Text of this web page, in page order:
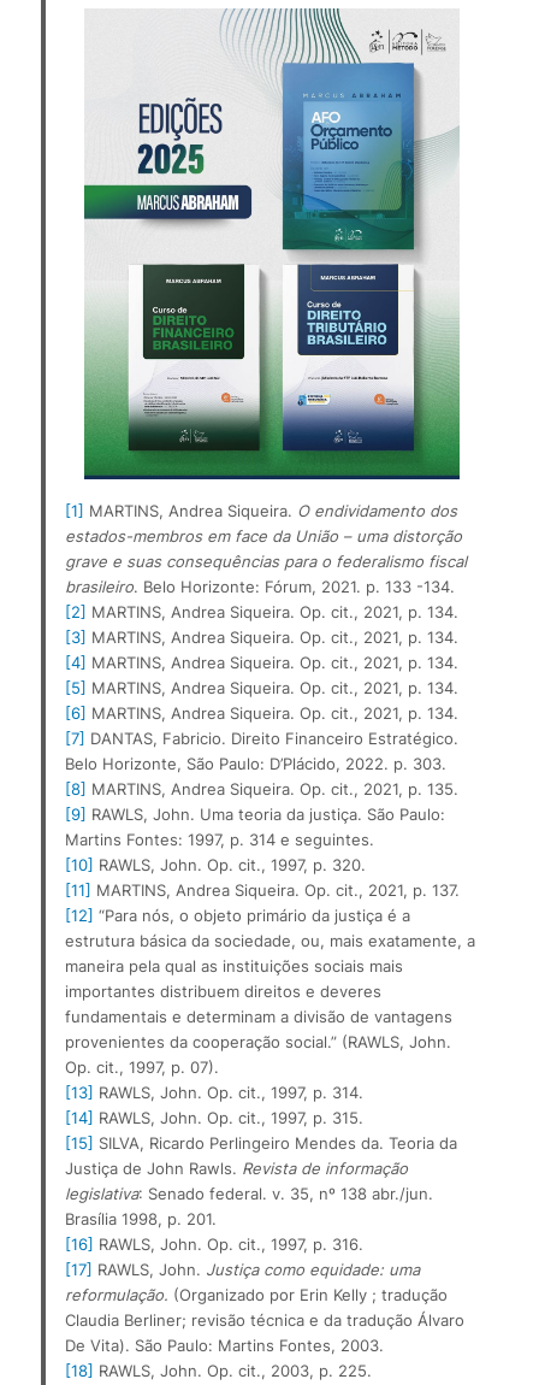
[1] MARTINS, Andrea Siqueira. O endividamento dos
estados-membros em face da União – uma distorção
grave e suas consequências para o federalismo fiscal
brasileiro. Belo Horizonte: Fórum, 2021. p. 133 -134.
[2] MARTINS, Andrea Siqueira. Op. cit., 2021, p. 134.
[3] MARTINS, Andrea Siqueira. Op. cit., 2021, p. 134.
[4] MARTINS, Andrea Siqueira. Op. cit., 2021, p. 134.
[5] MARTINS, Andrea Siqueira. Op. cit., 2021, p. 134.
[6] MARTINS, Andrea Siqueira. Op. cit., 2021, p. 134.
[7] DANTAS, Fabricio. Direito Financeiro Estratégico.
Belo Horizonte, São Paulo: D’Plácido, 2022. p. 303.
[8] MARTINS, Andrea Siqueira. Op. cit., 2021, p. 135.
[9] RAWLS, John. Uma teoria da justiça. São Paulo:
Martins Fontes: 1997, p. 314 e seguintes.
[10] RAWLS, John. Op. cit., 1997, p. 320.
[11] MARTINS, Andrea Siqueira. Op. cit., 2021, p. 137.
[12] “Para nós, o objeto primário da justiça é a
estrutura básica da sociedade, ou, mais exatamente, a
maneira pela qual as instituições sociais mais
importantes distribuem direitos e deveres
fundamentais e determinam a divisão de vantagens
provenientes da cooperação social.” (RAWLS, John.
Op. cit., 1997, p. 07).
[13] RAWLS, John. Op. cit., 1997, p. 314.
[14] RAWLS, John. Op. cit., 1997, p. 315.
[15] SILVA, Ricardo Perlingeiro Mendes da. Teoria da
Justiça de John Rawls. Revista de informação
legislativa: Senado federal. v. 35, nº 138 abr./jun.
Brasília 1998, p. 201.
[16] RAWLS, John. Op. cit., 1997, p. 316.
[17] RAWLS, John. Justiça como equidade: uma
reformulação. (Organizado por Erin Kelly ; tradução
Claudia Berliner; revisão técnica e da tradução Álvaro
De Vita). São Paulo: Martins Fontes, 2003.
[18] RAWLS, John. Op. cit., 2003, p. 225.